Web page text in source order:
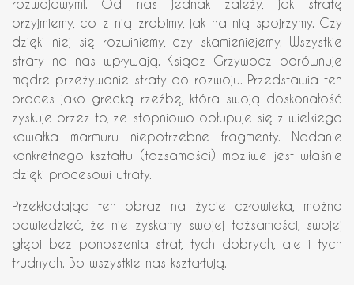
rozwojowymi. Od nas jednak zależy, jak stratę
przyjmiemy, co z nią zrobimy, jak na nią spojrzymy. Czy
dzięki niej się rozwiniemy, czy skamieniejemy. Wszystkie
straty na nas wpływają. Ksiądz Grzywocz porównuje
mądre przeżywanie straty do rozwoju. Przedstawia ten
proces jako grecką rzeźbę, która swoją doskonałość
zyskuje przez to, że stopniowo obłupuje się z wielkiego
kawałka marmuru niepotrzebne fragmenty. Nadanie
konkretnego kształtu (tożsamości) możliwe jest właśnie
dzięki procesowi utraty.
Przekładając ten obraz na życie człowieka, można
powiedzieć, że nie zyskamy swojej tożsamości, swojej
głębi bez ponoszenia strat, tych dobrych, ale i tych
trudnych. Bo wszystkie nas kształtują.